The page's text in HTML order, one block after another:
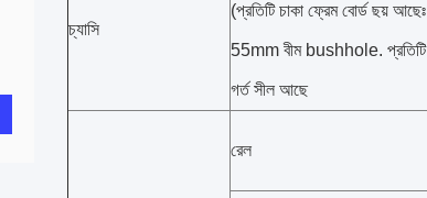
চ্যাসি
(প্রতিটি চাকা ফ্রেম বোর্ড ছয় আছেঃ
55mm বীম bushhole. প্রতিটি
গর্ত সীল আছে
রেল